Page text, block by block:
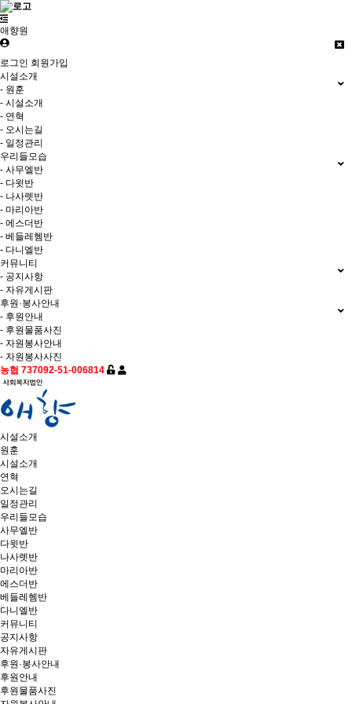
애향원
로그인 회원가입
시설소개
- 원훈
- 시설소개
- 연혁
- 오시는길
- 일정관리
우리들모습
- 사무엘반
- 다윗반
- 나사렛반
- 마리아반
- 에스더반
- 베들레헴반
- 다니엘반
커뮤니티
- 공지사항
- 자유게시판
후원·봉사안내
- 후원안내
- 후원물품사진
- 자원봉사안내
- 자원봉사사진
농협 737092-51-006814
시설소개
원훈
시설소개
연혁
오시는길
일정관리
우리들모습
사무엘반
다윗반
나사렛반
마리아반
에스더반
베들레헴반
다니엘반
커뮤니티
공지사항
자유게시판
후원·봉사안내
후원안내
후원물품사진